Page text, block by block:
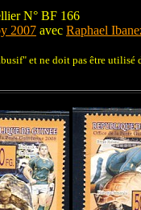
N° BF 166
2007 avec Raphael
et ne doit pas être